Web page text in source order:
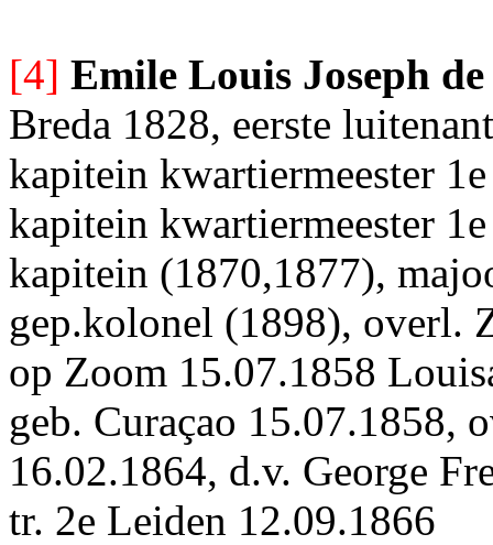
[4] Emile Louis Joseph
Breda 1828, eerste
kapitein kwartiermeester
kapitein kwartiermeester
kapitein (1870,1877),
gep.kolonel (1898), overl.
op Zoom 15.07.1858
geb. Curaçao 15.07.1858,
16.02.1864, d.v. George
tr. 2e Leiden 12.09.1866